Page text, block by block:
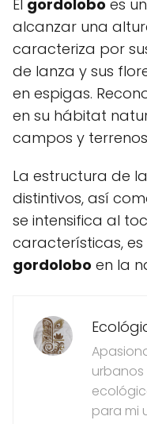
El gordolobo es
alcanzar una
caracteriza por
de lanza y sus
en espigas.
en su hábitat
campos y
La estructura de
distintivos, así
se intensifica al
características,
gordolobo en la
urbanos
para mi